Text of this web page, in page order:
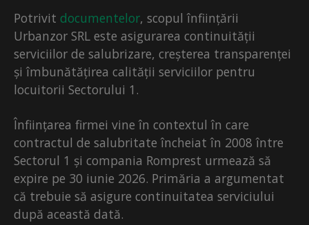
Potrivit documentelor, scopul înființării
Urbanzor SRL este asigurarea continuității
serviciilor de salubrizare, creșterea transparenței
și îmbunătățirea calității serviciilor pentru
locuitorii Sectorului 1.
Înființarea firmei vine în contextul în care
contractul de salubritate încheiat în 2008 între
Sectorul 1 și compania Romprest urmează să
expire pe 30 iunie 2026. Primăria a argumentat
că trebuie să asigure continuitatea serviciului
după această dată.